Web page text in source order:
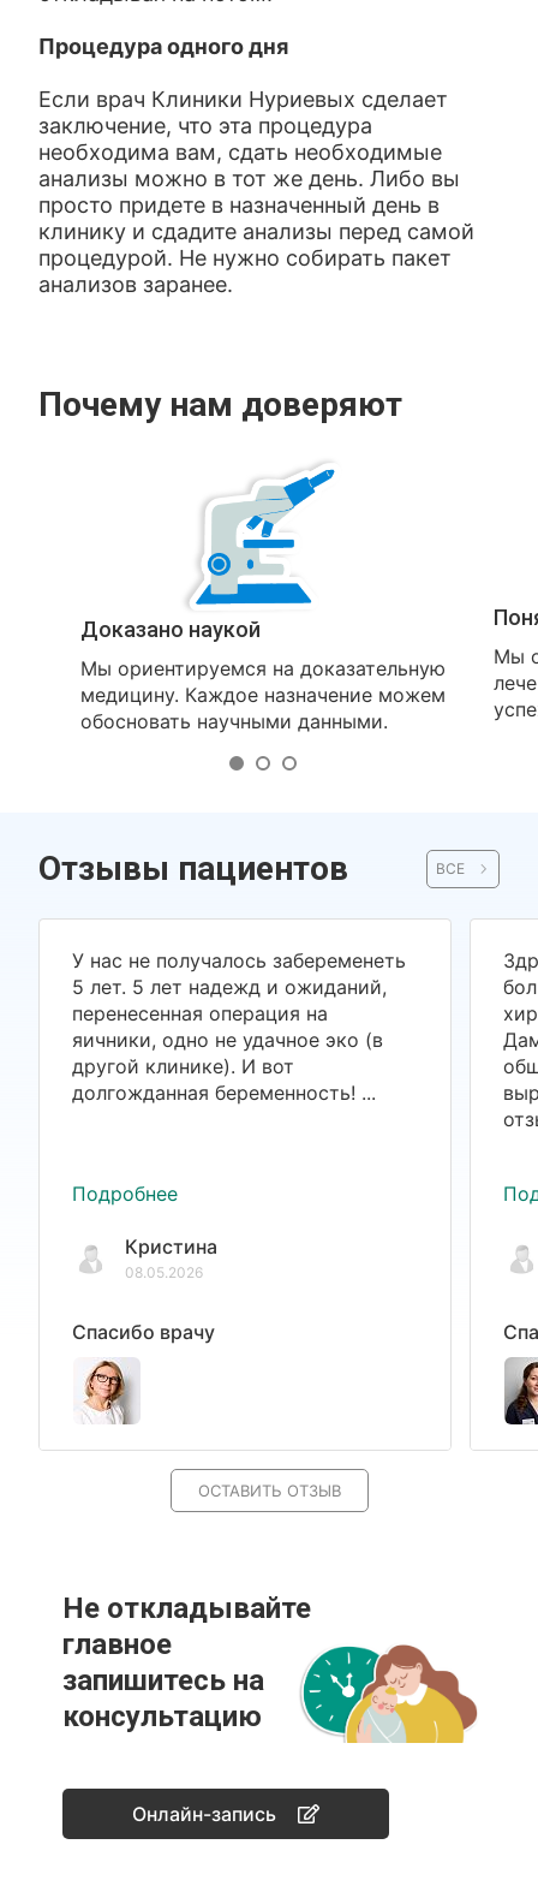
Процедура одного дня
Если врач Клиники Нуриевых сделает
заключение, что эта процедура
необходима вам, сдать необходимые
анализы можно в тот же день. Либо вы
просто придете в назначенный день в
клинику и сдадите анализы перед самой
процедурой. Не нужно собирать пакет
анализов заранее.
Почему нам доверяют
Доказано наукой
Мы ориентируемся на доказательную
медицину. Каждое назначение можем
обосновать научными данными.
Мы
Отзывы пациентов ВСЕ
У нас не получалось забеременеть
5 лет. 5 лет надежд и ожиданий,
перенесенная операция на
яичники, одно не удачное эко (в
другой клинике). И вот
долгожданная беременность! ...
Подробнее
Кристина
08.05.2026
Спасибо врачу
ОСТАВИТЬ ОТЗЫВ
Не откладывайте
главное
запишитесь на
консультацию
Онлайн-запись